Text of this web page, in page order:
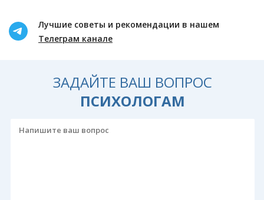
Лучшие советы и рекомендации в нашем
Телеграм канале
ЗАДАЙТЕ ВАШ ВОПРОС
ПСИХОЛОГАМ